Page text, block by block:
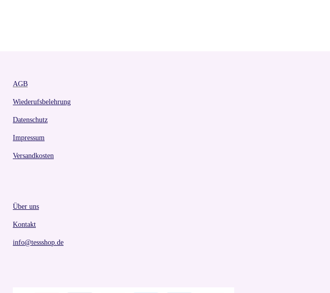
AGB
Wiederufsbelehrung
Datenschutz
Impressum
Versandkosten
Über uns
Kontakt
info@tessshop.de